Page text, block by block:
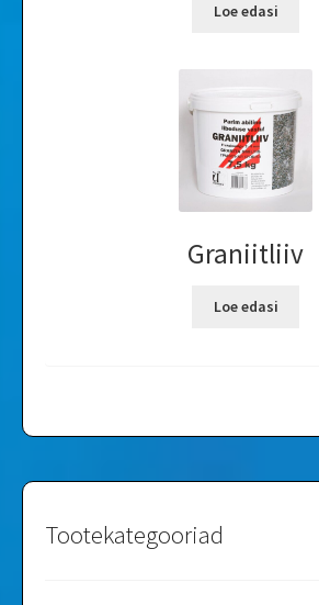
Loe edasi
Graniitliiv
Loe edasi
Tootekategooriad